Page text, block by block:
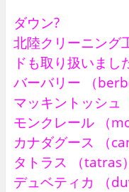
ダウン?
北陸クリーニング
ドも取り扱いまし
バーバリー （
マッキントッシュ
モンクレール （
カナダグース （
タトラス （tatras
デュベティカ （